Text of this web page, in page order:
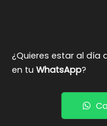
¿Quieres estar al día
en tu WhatsApp?